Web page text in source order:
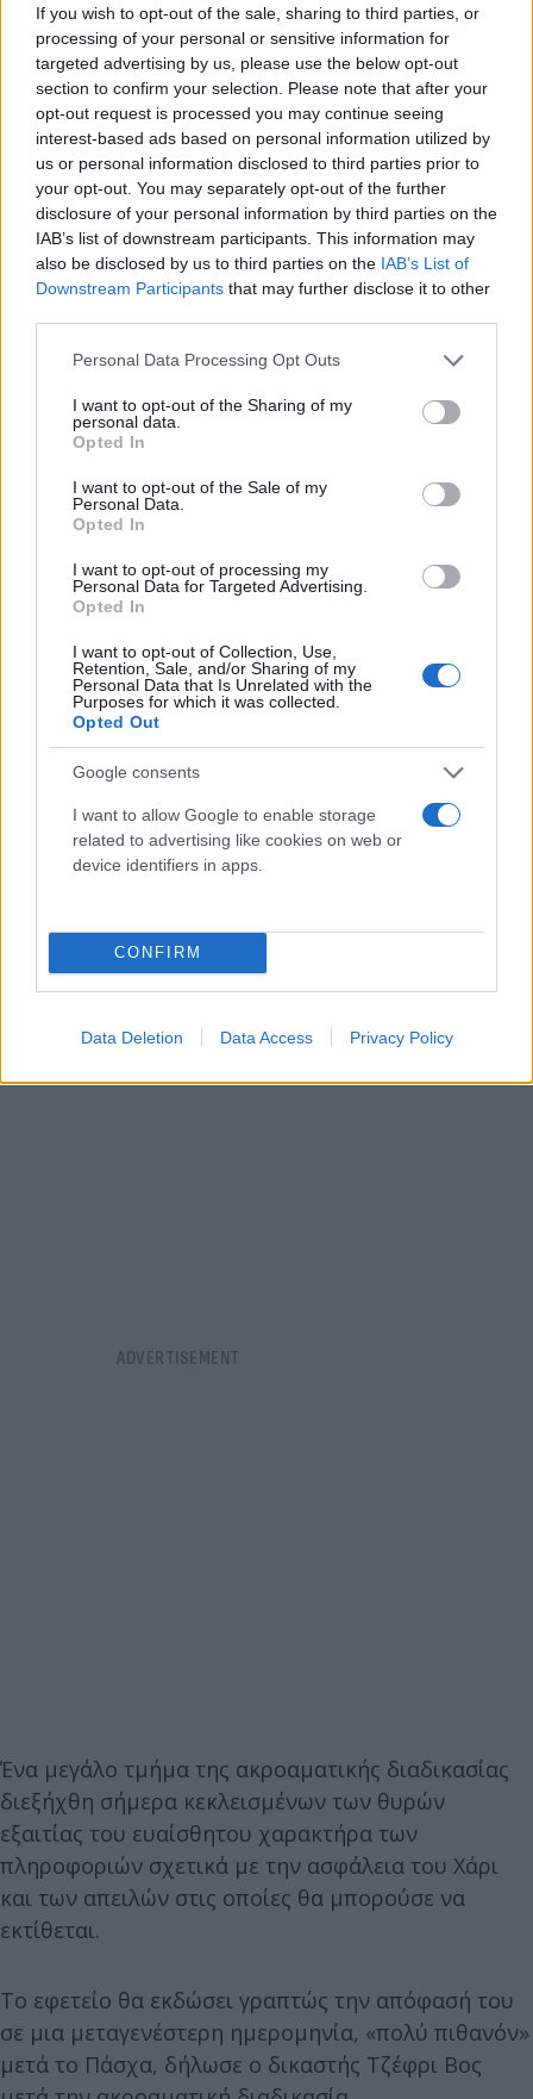
If you wish to opt-out of the sale, sharing to third parties, or
processing of your personal or sensitive information for
targeted advertising by us, please use the below opt-out
section to confirm your selection. Please note that after your
opt-out request is processed you may continue seeing
interest-based ads based on personal information utilized by
us or personal information disclosed to third parties prior to
your opt-out. You may separately opt-out of the further
disclosure of your personal information by third parties on the
IAB’s list of downstream participants. This information may
also be disclosed by us to third parties on the IAB’s List of
Downstream Participants that may further disclose it to other
Please note that this website/app uses one or more Google
not limited to your visit or usage behaviour. You may click to
grant or deny consent to Google and its third-party tags to
use your data for below specified purposes in below Google
consent section.
Personal Data Processing Opt Outs
I want to opt-out of the Sharing of my
personal data.
Opted In
I want to opt-out of the Sale of my
Personal Data.
Opted In
I want to opt-out of processing my
Personal Data for Targeted Advertising.
Opted In
I want to opt-out of Collection, Use,
Retention, Sale, and/or Sharing of my
Personal Data that Is Unrelated with the
Purposes for which it was collected.
Opted Out
Google consents
I want to allow Google to enable storage
related to advertising like cookies on web or
device identifiers in apps.
CONFIRM
Data Deletion Data Access Privacy Policy
οποία πληρώνουν οι Βρετανοί φορολογούμενοι, με
το υπουργείο Εσωτερικών να επιλέγει μια
προστασία ανάλογα με την περίσταση.
Ο 40χρονος σήμερα Χάρι προσέφυγε στη
δικαιοσύνη το 2021 αμφισβητώντας αυτήν την
απόφαση. Αφότου το αίτημά του απορρίφθηκε σε
πρώτο βαθμό τον περασμένο χρόνο, εκείνος
άσκησε έφεση.
Φωτό: Reuters
Νωρίτερα, ο δικηγόρος του υπουργείου
Εσωτερικών Τζέιμς Ίντι υπερασπίστηκε την
προσέγγιση «ανά περίπτωση», που υιοθέτησαν οι
βρετανικές αρχές, υποστηρίζοντας πως αυτή η
περίπτωση του πρίγκιπα.
Ένα μεγάλο τμήμα της ακροαματικής διαδικασίας
διεξήχθη σήμερα κεκλεισμένων των θυρών
εξαιτίας του ευαίσθητου χαρακτήρα των
πληροφοριών σχετικά με την ασφάλεια του Χάρι
και των απειλών στις οποίες θα μπορούσε να
εκτίθεται.
Το εφετείο θα εκδώσει γραπτώς την απόφασή του
σε μια μεταγενέστερη ημερομηνία, «πολύ πιθανόν»
μετά το Πάσχα, δήλωσε ο δικαστής Τζέφρι Βος